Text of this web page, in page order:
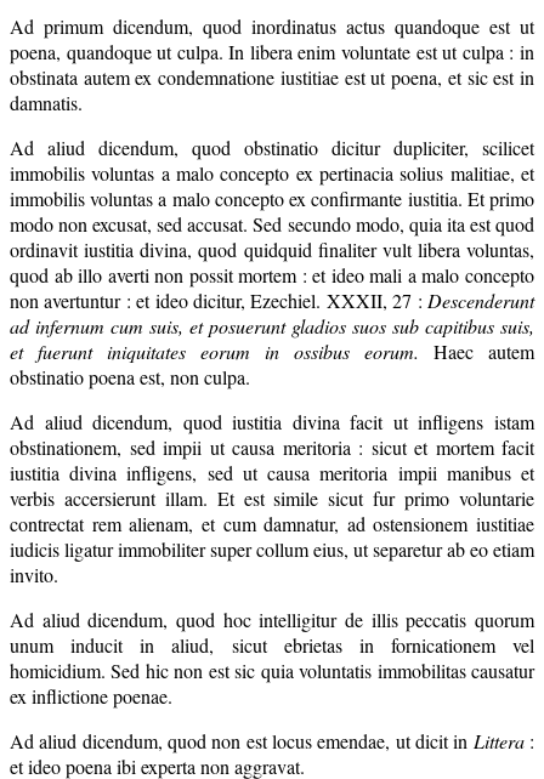
Ad primum dicendum, quod inordinatus actus quandoque est ut
poena, quandoque ut culpa. In libera enim voluntate est ut culpa : in
obstinata autem ex condemnatione iustitiae est ut poena, et sic est in
damnatis.
Ad aliud dicendum, quod obstinatio dicitur dupliciter, scilicet
immobilis voluntas a malo concepto ex pertinacia solius malitiae, et
immobilis voluntas a malo concepto ex confirmante iustitia. Et primo
modo non excusat, sed accusat. Sed secundo modo, quia ita est quod
ordinavit iustitia divina, quod quidquid finaliter vult libera voluntas,
quod ab illo averti non possit mortem : et ideo mali a malo concepto
non avertuntur : et ideo dicitur, Ezechiel. XXXII, 27 : Descenderunt
ad infernum cum suis, et posuerunt gladios suos sub capitibus suis,
et fuerunt iniquitates eorum in ossibus eorum. Haec autem
obstinatio poena est, non culpa.
Ad aliud dicendum, quod iustitia divina facit ut infligens istam
obstinationem, sed impii ut causa meritoria : sicut et mortem facit
iustitia divina infligens, sed ut causa meritoria impii manibus et
verbis accersierunt illam. Et est simile sicut fur primo voluntarie
contrectat rem alienam, et cum damnatur, ad ostensionem iustitiae
iudicis ligatur immobiliter super collum eius, ut separetur ab eo etiam
invito.
Ad aliud dicendum, quod hoc intelligitur de illis peccatis quorum
unum inducit in aliud, sicut ebrietas in fornicationem vel
homicidium. Sed hic non est sic quia voluntatis immobilitas causatur
ex inflictione poenae.
Ad aliud dicendum, quod non est locus emendae, ut dicit in Littera:
et ideo poena ibi experta non aggravat.